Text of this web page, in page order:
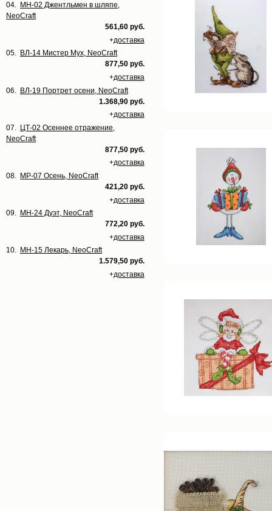
04. МН-02 Джентльмен в шляпе,
NeoCraft
561,60 руб.
+доставка
05. ВЛ-14 Мистер Мух, NeoCraft
877,50 руб.
+доставка
06. ВЛ-19 Портрет осени, NeoCraft
1.368,90 руб.
+доставка
07. ЦТ-02 Осеннее отражение,
NeoCraft
877,50 руб.
+доставка
08. МР-07 Осень, NeoCraft
421,20 руб.
+доставка
09. МН-24 Дуэт, NeoCraft
772,20 руб.
+доставка
10. МН-15 Лекарь, NeoCraft
1.579,50 руб.
+доставка